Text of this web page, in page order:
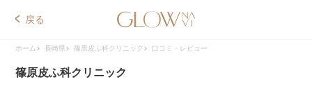
戻る
ホーム 長崎県 篠原皮ふ科クリニック 口コミ・レビュー
篠原皮ふ科クリニック